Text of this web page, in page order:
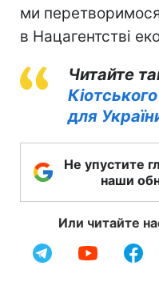
ми
в Нацагентстві
Читайте
для
Не упустите
наши
Или читайте